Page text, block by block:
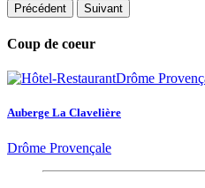
Précédent Suivant
Coup de coeur
Auberge La Clavelière
Drôme Provençale